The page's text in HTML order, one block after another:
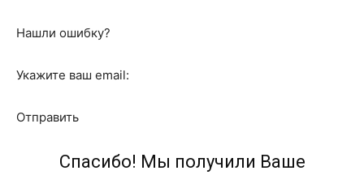
Нашли ошибку?
Укажите ваш email:
Отправить
Спасибо! Мы получили Ваше